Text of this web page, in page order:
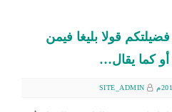
قولا بليغا فيمن
أو كما يقال…
SITE_ADMIN